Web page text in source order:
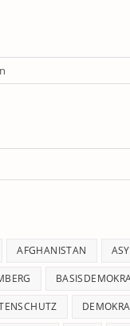
AFGHANISTAN